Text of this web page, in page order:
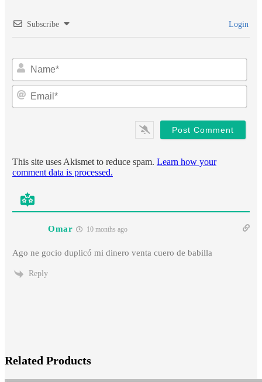
Subscribe Login
This site uses Akismet to reduce spam. Learn how your
comment data is processed.
Omar 10 months ago
Ago ne gocio duplicó mi dinero venta cuero de babilla
Reply